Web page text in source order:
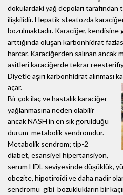
dokulardaki yağ depoları tarafından
ilişkilidir. Hepatik steatozda
bozulmaktadır. Karaciğer, kendisine
arttığında oluşan karbonhidrat
harcar. Karaciğerden salınan ancak
asitleri karaciğerde tekrar
Diyetle aşırı karbonhidrat alınması
açar.
Bir çok ilaç ve hastalık karaciğer
yağlanmasına neden olabilir
ancak NASH in en sık görüldüğü
durum metabolik sendromdur.
Metabolik sendrom; tip-2
diabet, esansiyel hipertansiyon,
serum HDL seviyesinde düşüklük,
obezite, hipotiroidi ve daha nadir
sendromu gibi bozuklukların bir